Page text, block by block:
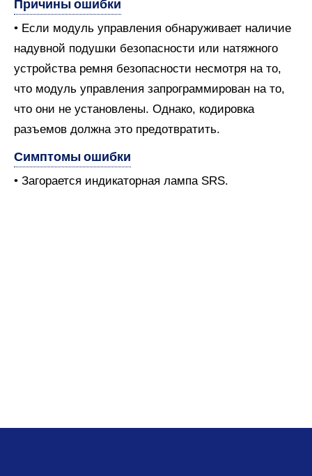
Причины ошибки
• Если модуль управления обнаруживает наличие
надувной подушки безопасности или натяжного
устройства ремня безопасности несмотря на то,
что модуль управления запрограммирован на то,
что они не установлены. Однако, кодировка
разъемов должна это предотвратить.
Симптомы ошибки
• Загорается индикаторная лампа SRS.